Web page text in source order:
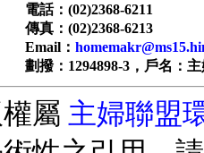
電話：(02)2368-6211
傳真：(02)2368-6213
Email：
劃撥：1294898-3，戶名：
屬 主婦聯盟